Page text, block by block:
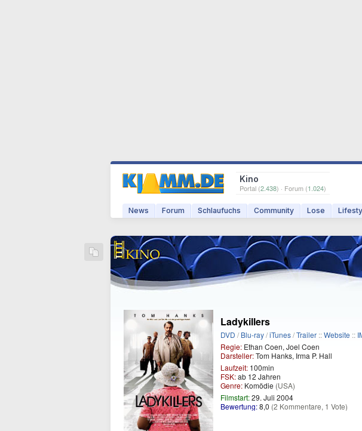
Kino
Portal (2.438) · Forum (1.024)
News Forum Schlaufuchs Community Lose
Ladykillers
DVD /Blu-ray/iTunes/Trailer ::Website ::
Regie: Ethan Coen, Joel Coen
Darsteller:Tom Hanks, Irma P. Hall
Laufzeit: 100min
FSK:ab 12 Jahren
Genre: Komödie (USA)
Filmstart:29. Juli 2004
Bewertung:8,0 (2 Kommentare, 1 Vote)